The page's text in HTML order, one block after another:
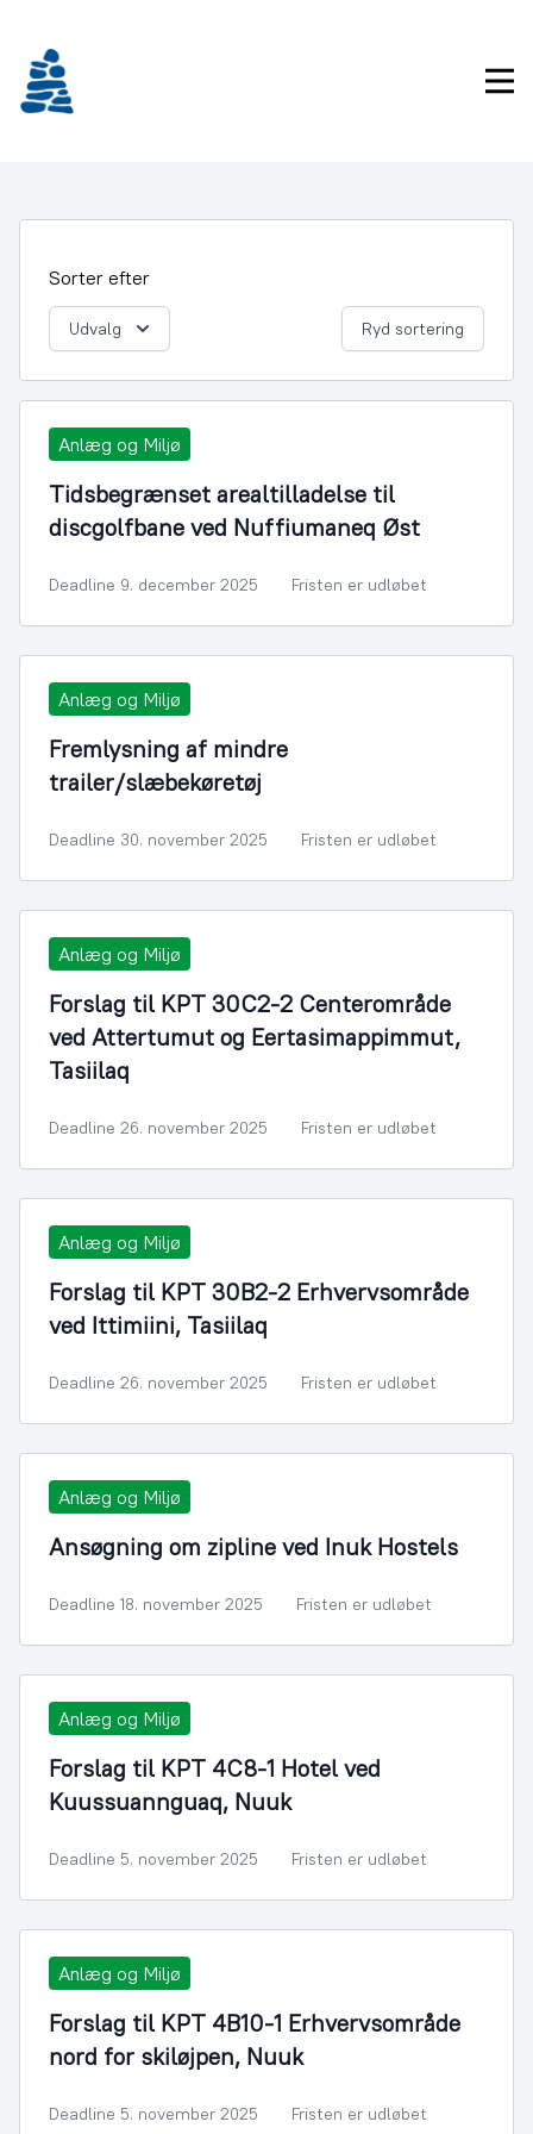
indhold
Sorter efter
Udvalg Ryd sortering
Anlæg og Miljø
Tidsbegrænset arealtilladelse til
discgolfbane ved Nuffiumaneq Øst
Deadline 9. december 2025 Fristen er udløbet
Anlæg og Miljø
Fremlysning af mindre
trailer/slæbekøretøj
Deadline 30. november 2025 Fristen er udløbet
Anlæg og Miljø
Forslag til KPT 30C2-2 Centerområde
ved Attertumut og Eertasimappimmut,
Tasiilaq
Deadline 26. november 2025 Fristen er udløbet
Anlæg og Miljø
Forslag til KPT 30B2-2 Erhvervsområde
ved Ittimiini, Tasiilaq
Deadline 26. november 2025 Fristen er udløbet
Anlæg og Miljø
Ansøgning om zipline ved Inuk Hostels
Deadline 18. november 2025 Fristen er udløbet
Anlæg og Miljø
Forslag til KPT 4C8-1 Hotel ved
Kuussuannguaq, Nuuk
Deadline 5. november 2025 Fristen er udløbet
Anlæg og Miljø
Forslag til KPT 4B10-1 Erhvervsområde
nord for skiløjpen, Nuuk
Deadline 5. november 2025 Fristen er udløbet